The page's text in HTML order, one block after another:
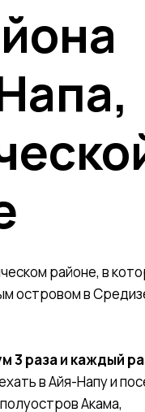
районе, в
островом в
3 раза и каждый
в Айя-Напу и
Акама,